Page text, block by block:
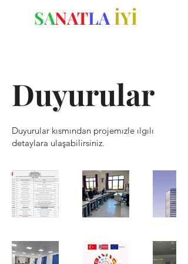
SANATLA İYİ
Duyurular
Duyurular kısmından projemızle ılgılı
detaylara ulaşabilirsiniz.